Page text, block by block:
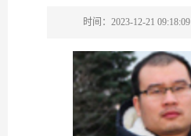
时间：2023-12-21 09:18:09